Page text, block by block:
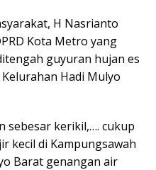
H Nasrianto
Kota Metro yang
guyuran hujan es
Hadi Mulyo
sebesar kerikil,…. cukup
kecil di Kampungsawah
Barat genangan air